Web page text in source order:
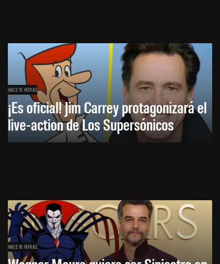
HACE 15 HORAS
¡Es oficial! Jim Carrey protagonizará el
live-action de Los Supersónicos
HACE 16 HORAS